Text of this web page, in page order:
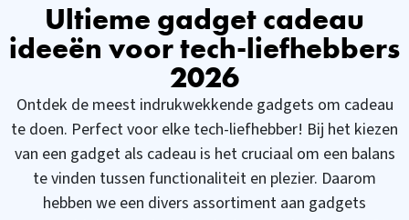
iPhone &
Samsung
- Aluminium
Ultieme gadget cadeau
ideeën voor tech-liefhebbers
2026
Ontdek de meest indrukwekkende gadgets om cadeau
te doen. Perfect voor elke tech-liefhebber! Bij het kiezen
van een gadget als cadeau is het cruciaal om een balans
te vinden tussen functionaliteit en plezier. Daarom
hebben we een divers assortiment aan gadgets